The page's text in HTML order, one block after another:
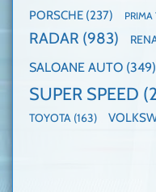
PORSCHE (237) PRIMA
RADAR (983)
SALOANE AUTO (349)
SUPER SPEED
TOYOTA (163)